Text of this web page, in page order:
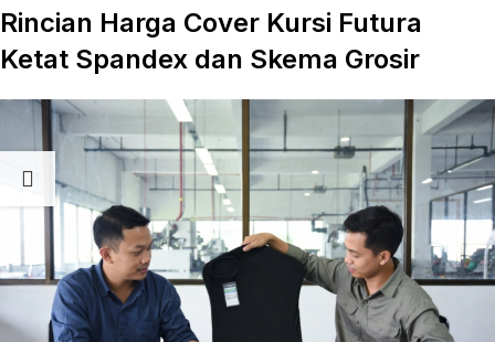
Rincian Harga Cover Kursi Futura
Ketat Spandex dan Skema Grosir